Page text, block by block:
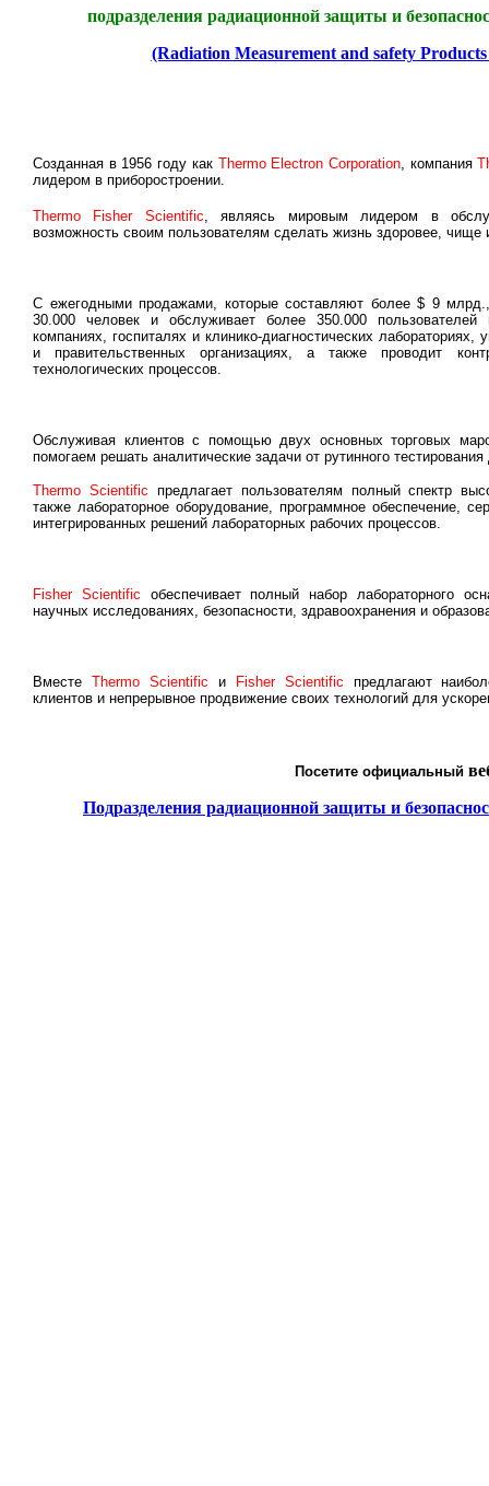
подразделения радиационной защиты и
(Radiation Measurement and safety
Созданная в 1956 году как Thermo Electron Corporation, компания
лидером в приборостроении.
Thermo Fisher Scientific, являясь мировым лидером в
возможность своим пользователям сделать жизнь здоровее, чище
С ежегодными продажами, которые составляют более $ 9
30.000 человек и обслуживает более 350.000 пользователей
компаниях, госпиталях и клинико-диагностических лабораториях,
и правительственных организациях, а также проводит
технологических процессов.
Обслуживая клиентов с помощью двух основных торговых
помогаем решать аналитические задачи от рутинного
Thermo Scientific предлагает пользователям полный спектр
также лабораторное оборудование, программное обеспечение,
интегрированных решений лабораторных рабочих процессов.
Fisher Scientific обеспечивает полный набор лабораторного
научных исследованиях, безопасности, здравоохранения и
Вместе Thermo Scientific и Fisher Scientific предлагают
клиентов и непрерывное продвижение своих технологий для
Посетите официальный
Подразделения радиационной защиты и